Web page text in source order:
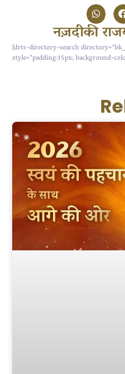
नज़दीकी
[drts-directory-search
style="padding:15px; background-